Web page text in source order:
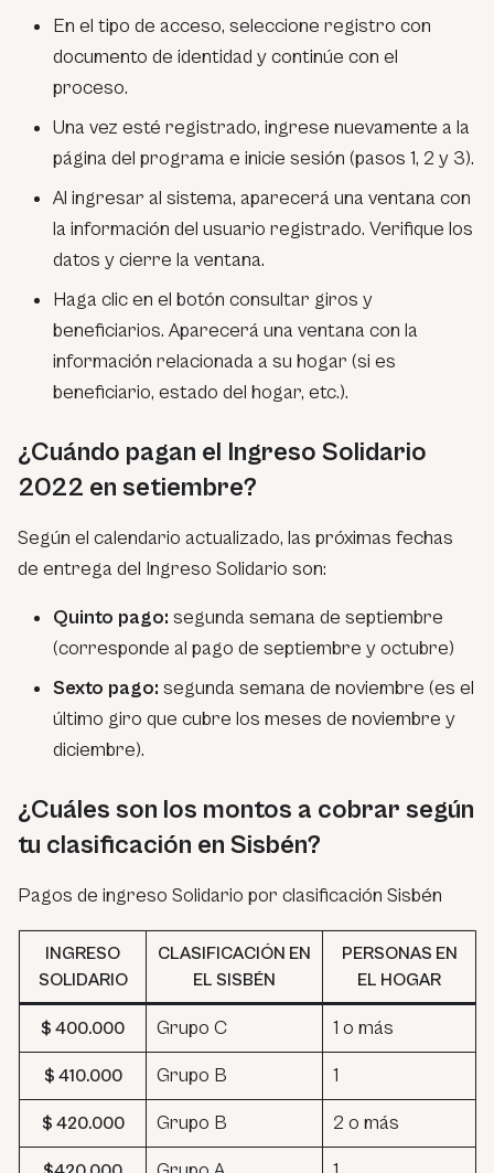
En el tipo de acceso, seleccione registro con
documento de identidad y continúe con el
proceso.
Una vez esté registrado, ingrese nuevamente a la
página del programa e inicie sesión (pasos 1, 2 y 3).
Al ingresar al sistema, aparecerá una ventana con
la información del usuario registrado. Verifique los
datos y cierre la ventana.
Haga clic en el botón consultar giros y
beneficiarios. Aparecerá una ventana con la
información relacionada a su hogar (si es
beneficiario, estado del hogar, etc.).
¿Cuándo pagan el Ingreso Solidario
2022 en setiembre?
Según el calendario actualizado, las próximas fechas
de entrega del Ingreso Solidario son:
Quinto pago: segunda semana de septiembre
(corresponde al pago de septiembre y octubre)
Sexto pago: segunda semana de noviembre (es el
último giro que cubre los meses de noviembre y
diciembre).
¿Cuáles son los montos a cobrar según
tu clasificación en Sisbén?
Pagos de ingreso Solidario por clasificación Sisbén
INGRESO
SOLIDARIO
CLASIFICACIÓN EN
EL SISBÉN
PERSONAS EN
EL HOGAR
$ 400.000 Grupo C 1 o más
$ 410.000 Grupo B 1
$ 420.000 Grupo B 2 o más